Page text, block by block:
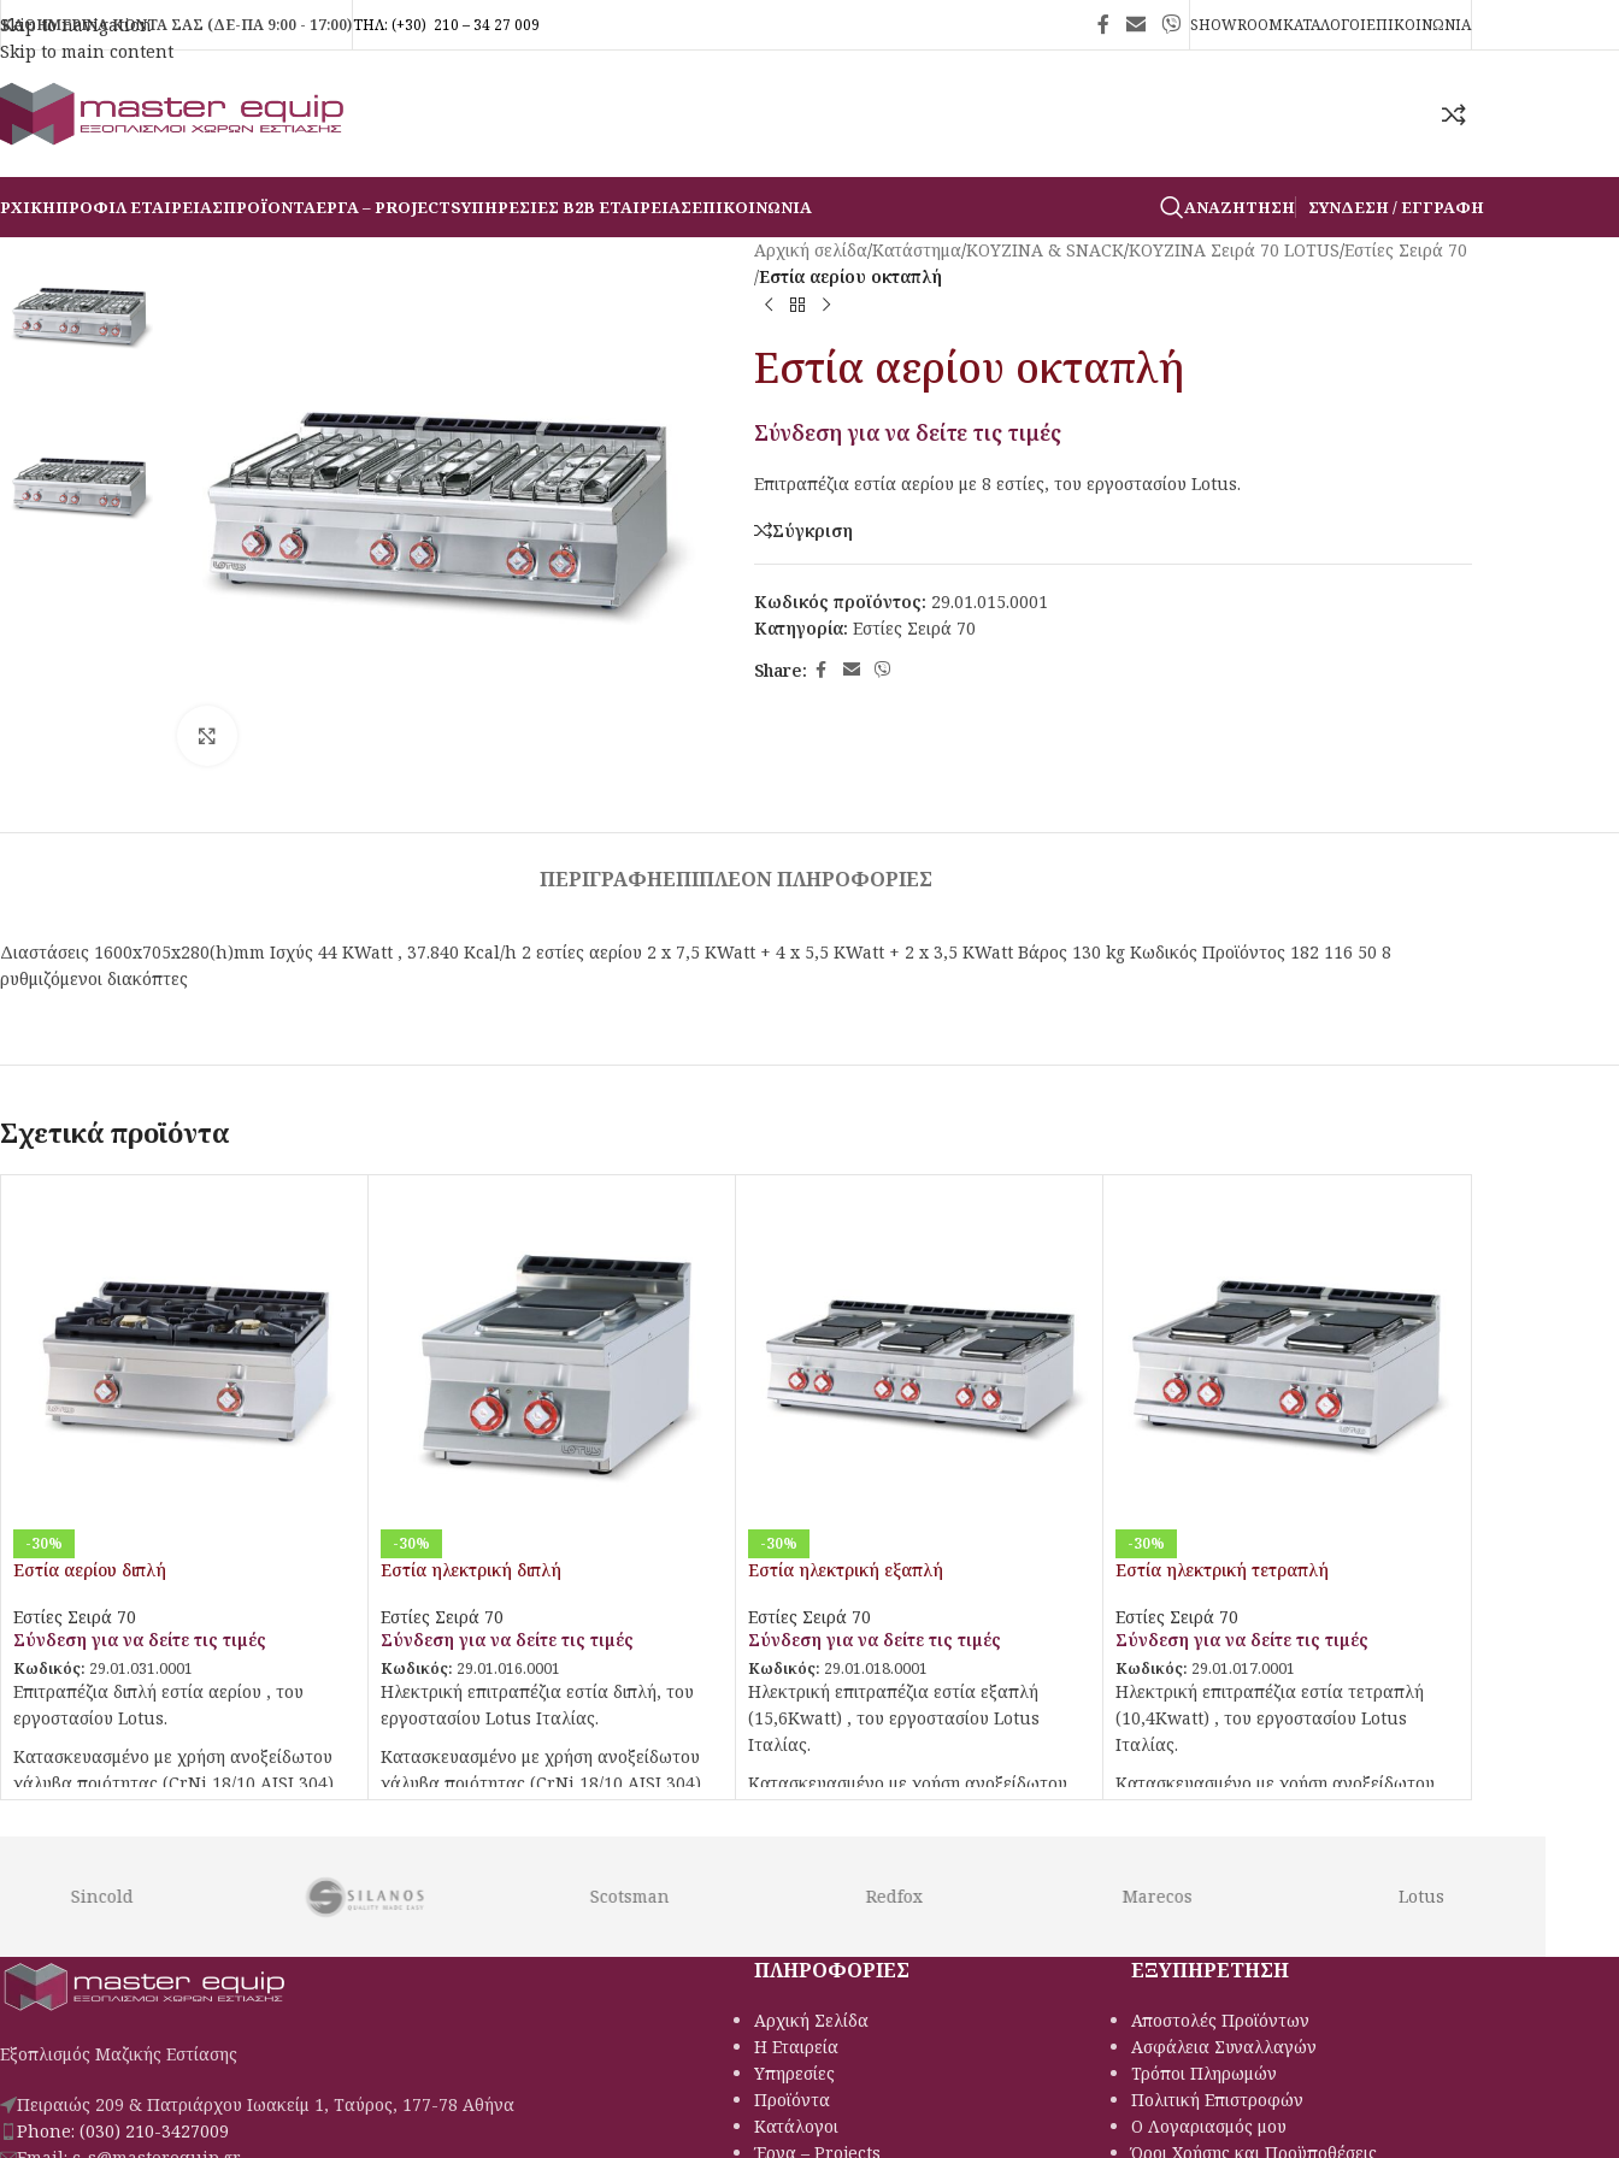
Skip to navigation
Skip to main content
ΚΑΘΗΜΕΡΙΝΑ ΚΟΝΤΑ ΣΑΣ (ΔΕ-ΠΑ 9:00 - 17:00)ΤΗΛ: (+30) 210 – 34 27 009 SHOWROOMΚΑΤΑΛΟΓΟΙΕΠΙΚΟΙΝΩΝΙΑ
ΠΡΟΦΙΛ ΕΤΑΙΡΕΙΑΣΠΡΟΪΟΝΤΑΕΡΓΑ – PROJECTSΥΠΗΡΕΣΙΕΣ B2B ΕΤΑΙΡΕΙΑΣΕΠΙΚΟΙΝΩΝΙΑ ΑΝΑΖΉΤΗΣΗ ΣΎΝΔΕΣΗ / ΕΓΓΡΑΦΉ
Αρχική σελίδα/Κατάστημα/ΚΟΥΖΙΝΑ & SNACK/ΚΟΥΖΙΝΑ Σειρά 70 LOTUS/Εστίες Σειρά 70
/Εστία αερίου οκταπλή
Εστία αερίου οκταπλή
Σύνδεση για να δείτε τις τιμές
Επιτραπέζια εστία αερίου με 8 εστίες, του εργοστασίου Lotus.
Σύγκριση
Κωδικός προϊόντος: 29.01.015.0001
Κατηγορία: Εστίες Σειρά 70
Share:
ΠΕΡΙΓΡΑΦΉΕΠΙΠΛΈΟΝ ΠΛΗΡΟΦΟΡΊΕΣ
Διαστάσεις 1600x705x280(h)mm Ισχύς 44 KWatt , 37.840 Kcal/h 2 εστίες αερίου 2 x 7,5 KWatt + 4 x 5,5 KWatt + 2 x 3,5 KWatt Βάρος 130 kg Κωδικός Προϊόντος 182 116 50 8
ρυθμιζόμενοι διακόπτες
Σχετικά προϊόντα
-30%
Εστία αερίου διπλή
Εστίες Σειρά 70
Σύνδεση για να δείτε τις τιμές
Κωδικός: 29.01.031.0001
Επιτραπέζια διπλή εστία αερίου , του
εργοστασίου Lotus.
Κατασκευασμένο με χρήση ανοξείδωτου
χάλυβα ποιότητας (CrNi 18/10 AISI 304) ,
-30%
Εστία ηλεκτρική διπλή
Εστίες Σειρά 70
Σύνδεση για να δείτε τις τιμές
Κωδικός: 29.01.016.0001
Ηλεκτρική επιτραπέζια εστία διπλή, του
εργοστασίου Lotus Ιταλίας.
Κατασκευασμένο με χρήση ανοξείδωτου
χάλυβα ποιότητας (CrNi 18/10 AISI 304) ,
-30%
Εστία ηλεκτρική εξαπλή
Εστίες Σειρά 70
Σύνδεση για να δείτε τις τιμές
Κωδικός: 29.01.018.0001
Ηλεκτρική επιτραπέζια εστία εξαπλή
(15,6Kwatt) , του εργοστασίου Lotus
Ιταλίας.
Κατασκευασμένο με χρήση ανοξείδωτου
-30%
Εστία ηλεκτρική τετραπλή
Εστίες Σειρά 70
Σύνδεση για να δείτε τις τιμές
Κωδικός: 29.01.017.0001
Ηλεκτρική επιτραπέζια εστία τετραπλή
(10,4Κwatt) , του εργοστασίου Lotus
Ιταλίας.
Κατασκευασμένο με χρήση ανοξείδωτου
Ρυθμιζόμενα πόδια
Sincold Scotsman Redfox Marecos Lotus
Εξοπλισμός Μαζικής Εστίασης
Πειραιώς 209 & Πατριάρχου Ιωακείμ 1, Ταύρος, 177-78 Αθήνα
Phone: (030) 210-3427009
ΠΛΗΡΟΦΟΡΙΕΣ
Αρχική Σελίδα
Η Εταιρεία
Υπηρεσίες
Προϊόντα
Κατάλογοι
Έργα – Projects
ΕΞΥΠΗΡΕΤΗΣΗ
Αποστολές Προϊόντων
Ασφάλεια Συναλλαγών
Τρόποι Πληρωμών
Πολιτική Eπιστροφών
Ο Λογαριασμός μου
Όροι Χρήσης και Προϋποθέσεις